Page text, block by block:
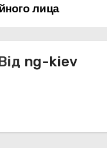
лица
ng-kiev